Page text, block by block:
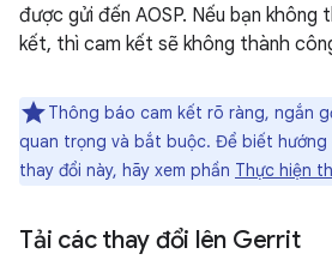
được gửi đến AOSP. Nếu bạn
kết, thì cam kết sẽ không thành
Thông báo cam kết rõ ràng, ngắn
quan trọng và bắt buộc. Để biết
thay đổi này, hãy xem phần Thực hiện
Tải các thay đổi lên Gerrit